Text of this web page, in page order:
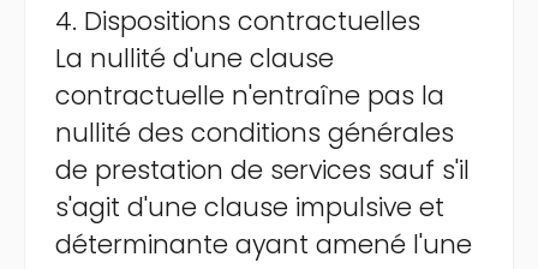
4. Dispositions contractuelles
La nullité d'une clause
contractuelle n'entraîne pas la
nullité des conditions générales
de prestation de services sauf s'il
s'agit d'une clause impulsive et
déterminante ayant amené l'une